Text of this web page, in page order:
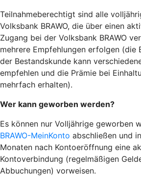
Teilnahmeberechtigt sind alle
Volksbank BRAWO, die über einen
Zugang bei der Volksbank BRAWO
mehrere Empfehlungen erfolgen (die
der Bestandskunde kann
empfehlen und die Prämie bei
mehrfach erhalten).
Wer kann geworben werden?
Es können nur Volljährige geworben
BRAWO-MeinKonto abschließen und
Monaten nach Kontoeröffnung eine
Kontoverbindung (regelmäßigen
Abbuchungen) vorweisen.